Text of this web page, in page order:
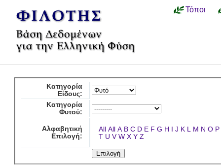
Τόποι
Κατηγορία
Είδους:
Κατηγορία
Φυτού:
Αλφαβητική
Επιλογή:
All All A B C D E F G H I J K L M N O P
T U V W X Y Z